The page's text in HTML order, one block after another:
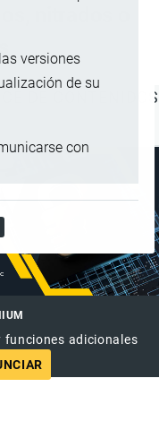
versiones
de su
con
nitrados o
DE CONTENIDOS
funciones adicionales